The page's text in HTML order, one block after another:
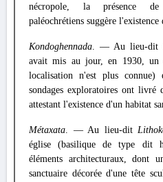
nécropole, la présence de
paléochrétiens suggère
Kondoghennada. — Au lieu-dit
avait mis au jour, en 1930, un
localisation n'est plus
sondages exploratoires ont livré
attestant l'existence d'un habitat
Métaxata. — Au lieu-dit
église (basilique de type dit
éléments architecturaux, dont
sanctuaire décorée d'une tête